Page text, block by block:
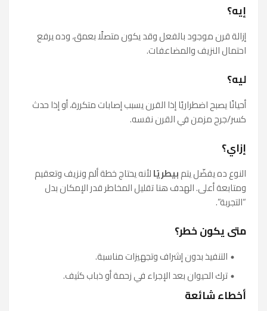
إيه؟
إزالة قرن موجود بالفعل وقد يكون متصلًا بعمق، وده يرفع
احتمال النزيف والمضاعفات.
ليه؟
أحيانًا يصبح اضطراريًا إذا القرن يسبب إصابات متكررة، أو إذا حدث
كسر/جرح مزمن في القرن نفسه.
إزاي؟
النوع ده يفضّل يتمبيطريًالأنه يحتاج خطة ألم ونزيف وتعقيم
ومتابعة أعلى. الهدف هنا تقليل المخاطر قدر الإمكان بدل
“التجربة”.
متى يكون خطر؟
التنفيذ بدون إشراف وتجهيزات مناسبة.
ترك الحيوان بعد الإجراء في زحمة أو ذباب كثيف.
أخطاء شائعة